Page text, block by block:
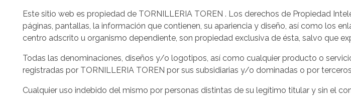
Este sitio web es propiedad de TORNILLERIA TOREN . Los derechos de Propiedad
páginas, pantallas, la información que contienen, su apariencia y diseño, así como los
centro adscrito u organismo dependiente, son propiedad exclusiva de ésta, salvo que
Todas las denominaciones, diseños y/o logotipos, así como cualquier producto o
registradas por TORNILLERIA TOREN por sus subsidiarias y/o dominadas o por
Cualquier uso indebido del mismo por personas distintas de su legítimo titular y sin el